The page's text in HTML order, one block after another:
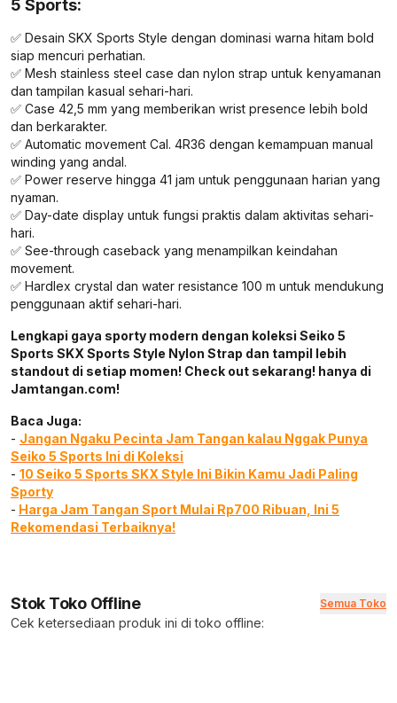
5 Sports:
✅ Desain SKX Sports Style dengan dominasi warna hitam bold
siap mencuri perhatian.
✅ Mesh stainless steel case dan nylon strap untuk kenyamanan
dan tampilan kasual sehari-hari.
✅ Case 42,5 mm yang memberikan wrist presence lebih bold
dan berkarakter.
✅ Automatic movement Cal. 4R36 dengan kemampuan manual
winding yang andal.
✅ Power reserve hingga 41 jam untuk penggunaan harian yang
nyaman.
✅ Day-date display untuk fungsi praktis dalam aktivitas sehari-
hari.
✅ See-through caseback yang menampilkan keindahan
movement.
✅ Hardlex crystal dan water resistance 100 m untuk mendukung
penggunaan aktif sehari-hari.
Lengkapi gaya sporty modern dengan koleksi Seiko 5
Sports SKX Sports Style Nylon Strap dan tampil lebih
standout di setiap momen! Check out sekarang! hanya di
Jamtangan.com!
Baca Juga:
- Jangan Ngaku Pecinta Jam Tangan kalau Nggak Punya
Seiko 5 Sports Ini di Koleksi
- 10 Seiko 5 Sports SKX Style Ini Bikin Kamu Jadi Paling
Sporty
- Harga Jam Tangan Sport Mulai Rp700 Ribuan, Ini 5
Rekomendasi Terbaiknya!
Stok Toko Offline Semua Toko
Cek ketersediaan produk ini di toko offline: